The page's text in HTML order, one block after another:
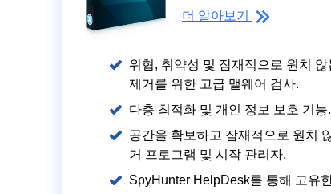
더 알아보기
위협, 취약성 및 잠재적으로 원치
제거를 위한 고급 맬웨어 검사.
다층 최적화 및 개인 정보 보호 기능.
공간을 확보하고 잠재적으로 원치
거 프로그램 및 시작 관리자.
SpyHunter HelpDesk를 통해 고유